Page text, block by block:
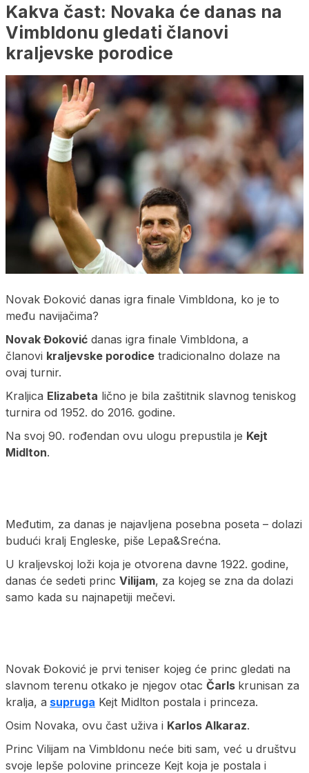
Kakva čast: Novaka će danas na
Vimbldonu gledati članovi
kraljevske porodice
Novak Đoković danas igra finale Vimbldona, ko je to
među navijačima?
Novak Đoković danas igra finale Vimbldona, a
članovi kraljevske porodice tradicionalno dolaze na
ovaj turnir.
Kraljica Elizabeta lično je bila zaštitnik slavnog teniskog
turnira od 1952. do 2016. godine.
Na svoj 90. rođendan ovu ulogu prepustila je Kejt
Midlton.
Međutim, za danas je najavljena posebna poseta – dolazi
budući kralj Engleske, piše Lepa&Srećna.
U kraljevskoj loži koja je otvorena davne 1922. godine,
danas će sedeti princ Vilijam, za kojeg se zna da dolazi
samo kada su najnapetiji mečevi.
Novak Đoković je prvi teniser kojeg će princ gledati na
slavnom terenu otkako je njegov otac Čarls krunisan za
kralja, a supruga Kejt Midlton postala i princeza.
Osim Novaka, ovu čast uživa i Karlos Alkaraz.
Princ Vilijam na Vimbldonu neće biti sam, već u društvu
svoje lepše polovine princeze Kejt koja je postala i